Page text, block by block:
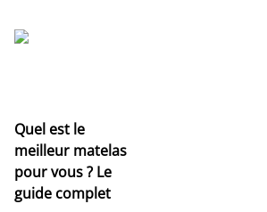
Quel est le
meilleur matelas
pour vous ? Le
guide complet